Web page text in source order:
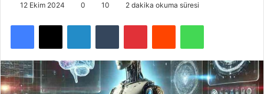
12 Ekim 2024 0 10 2 dakika okuma süresi